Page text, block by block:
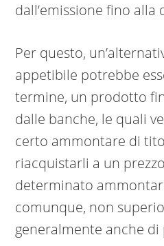
dall’emissione fino alla
Per questo,
appetibile potrebbe
termine, un prodotto
dalle banche, le quali
certo ammontare di
riacquistarli a un
determinato
comunque, non
generalmente anche